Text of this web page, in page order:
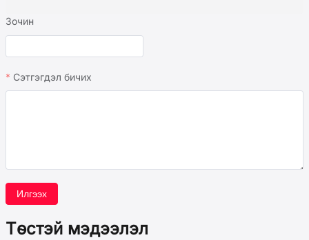
Зочин
Сэтгэгдэл бичих
Илгээх
Төстэй мэдээлэл